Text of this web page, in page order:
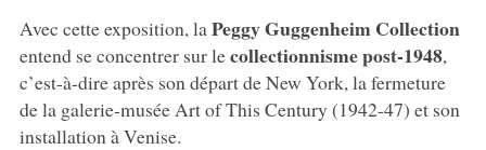
Avec cette exposition, la Peggy Guggenheim Collection
entend se concentrer sur lecollectionnisme post-1948,
c’est-à-dire après son départ de New York, la fermeture
de la galerie-musée Art of This Century (1942-47) et son
installation à Venise.